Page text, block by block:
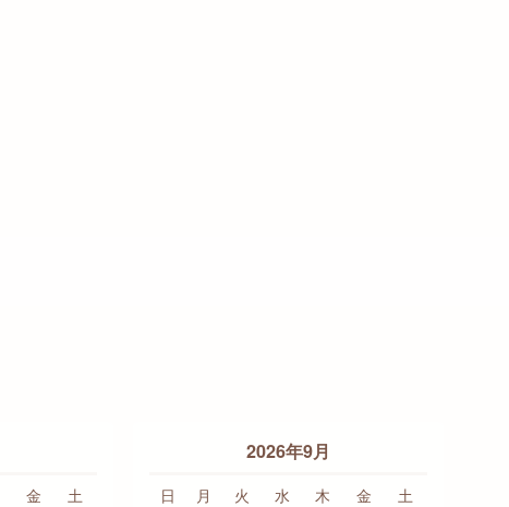
金
土
2026年9月
日 月 火 水 木 金
土